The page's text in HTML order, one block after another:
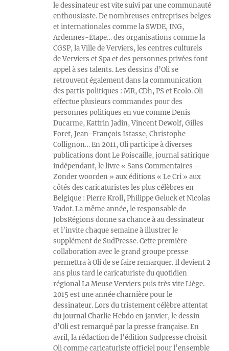
le dessinateur est vite suivi par une communauté
enthousiaste. De nombreuses entreprises belges
et internationales comme la SWDE, ING,
Ardennes-Etape… des organisations comme la
CGSP, la Ville de Verviers, les centres culturels
de Verviers et Spa et des personnes privées font
appel à ses talents. Les dessins d’Oli se
retrouvent également dans la communication
des partis politiques : MR, CDh, PS et Ecolo. Oli
effectue plusieurs commandes pour des
personnes politiques en vue comme Denis
Ducarme, Kattrin Jadin, Vincent Dewolf, Gilles
Foret, Jean-François Istasse, Christophe
Collignon… En 2011, Oli participe à diverses
publications dont Le Poiscaille, journal satirique
indépendant, le livre « Sans Commentaires –
Zonder woorden » aux éditions « Le Cri » aux
côtés des caricaturistes les plus célèbres en
Belgique : Pierre Kroll, Philippe Geluck et Nicolas
Vadot. La même année, le responsable de
JobsRégions donne sa chance à au dessinateur
et l’invite chaque semaine à illustrer le
supplément de SudPresse. Cette première
collaboration avec le grand groupe presse
permettra à Oli de se faire remarquer. Il devient 2
ans plus tard le caricaturiste du quotidien
régional La Meuse Verviers puis très vite Liège.
2015 est une année charnière pour le
dessinateur. Lors du tristement célèbre attentat
du journal Charlie Hebdo en janvier, le dessin
d’Oli est remarqué par la presse française. En
avril, la rédaction de l’édition Sudpresse choisit
Oli comme caricaturiste officiel pour l’ensemble